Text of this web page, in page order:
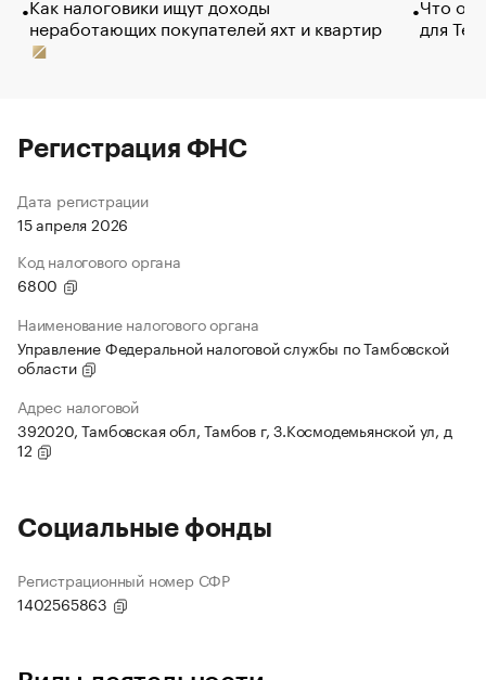
неработающих покупателей яхт и квартир
для
Регистрация ФНС
Дата регистрации
15 апреля 2026
Код налогового органа
6800
Наименование налогового органа
Управление Федеральной налоговой службы по Тамбовской
области
Адрес налоговой
392020, Тамбовская обл, Тамбов г, З.Космодемьянской ул, д
12
Социальные фонды
Регистрационный номер СФР
1402565863